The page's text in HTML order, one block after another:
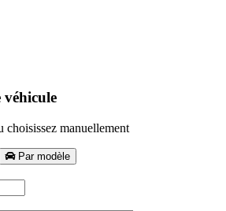
choisissez manuellement
Par modèle